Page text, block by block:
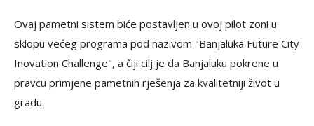
Ovaj pametni sistem biće postavljen u ovoj pilot zoni u
sklopu većeg programa pod nazivom "Banjaluka Future City
Inovation Challenge", a čiji cilj je da Banjaluku pokrene u
pravcu primjene pametnih rješenja za kvalitetniji život u
gradu.